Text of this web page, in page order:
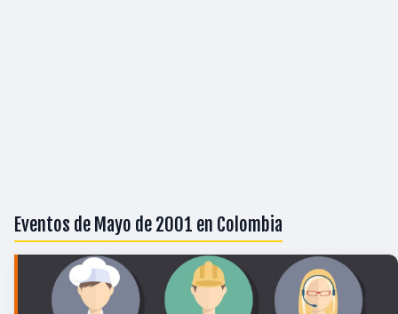
Eventos de Mayo de 2001 en Colombia